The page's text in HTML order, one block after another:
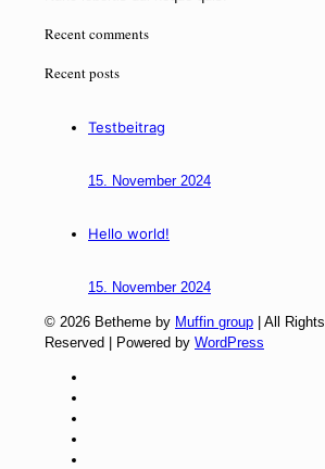
Recent comments
Recent posts
Testbeitrag
15. November 2024
Hello world!
15. November 2024
© 2026 Betheme by Muffin group | All Rights
Reserved | Powered by WordPress